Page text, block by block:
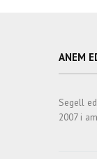
ANEM
Segell
2007 i